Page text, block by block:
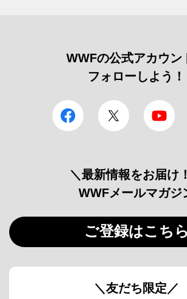
WWFの公式アカウン
フォローしよう！
facebook Twitter
＼最新情報をお届け
WWFメールマガジ
ご登録はこちら
＼友だち限定／